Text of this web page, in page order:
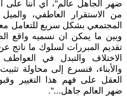
ضهر الجاهل عالم"، أي أننا على
من الاستقرار العاطفي،
المجتمعي بشكل سريع للتعامل
وبين ما يمكن ان نسميه واقع
تقديم المبررات لسلوك ما ناتج
الاختلاف والتبدل في
والأبناء، فنسرع إلى محاولة
العقل على فهم هذا التغيير
ضهر العالم جاهل...".